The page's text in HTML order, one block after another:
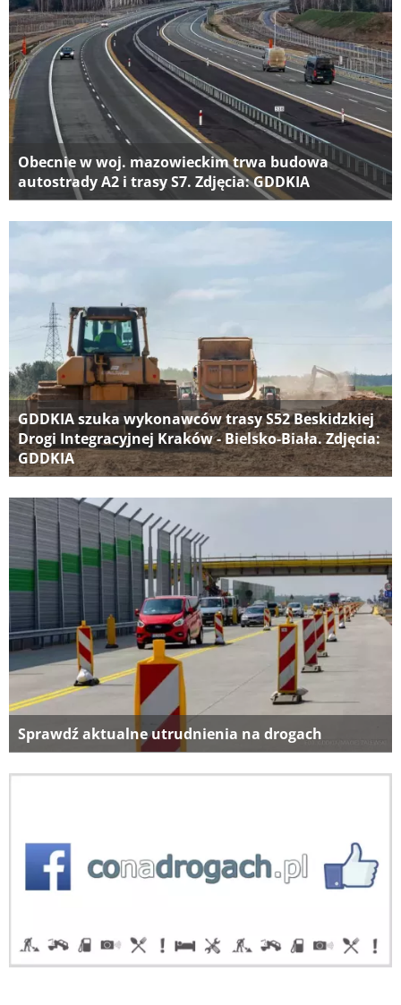
Obecnie w woj. mazowieckim trwa budowa
autostrady A2 i trasy S7. Zdjęcia: GDDKIA
GDDKIA szuka wykonawców trasy S52 Beskidzkiej
Drogi Integracyjnej Kraków - Bielsko-Biała. Zdjęcia:
GDDKIA
Sprawdź aktualne utrudnienia na drogach